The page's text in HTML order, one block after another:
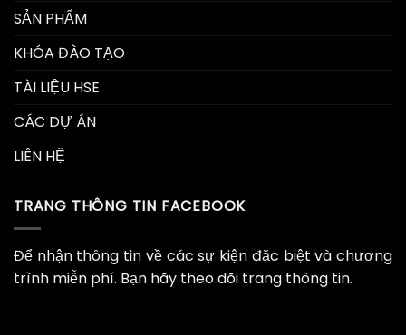
SẢN PHẨM
KHÓA ĐÀO TẠO
TÀI LIỆU HSE
CÁC DỰ ÁN
LIÊN HỆ
TRANG THÔNG TIN FACEBOOK
Để nhận thông tin về các sự kiện đặc biệt và chương
trình miễn phí. Bạn hãy theo dõi trang thông tin.